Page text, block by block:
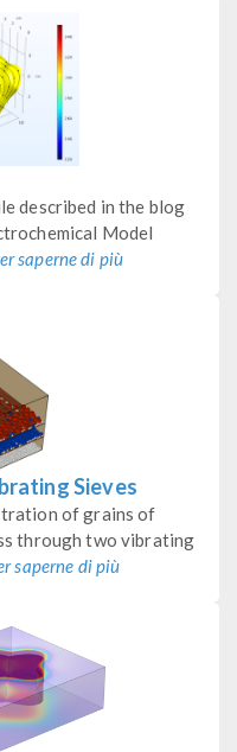
described in the blog
Model
saperne di più
Sieves
of grains of
through two vibrating
saperne di più